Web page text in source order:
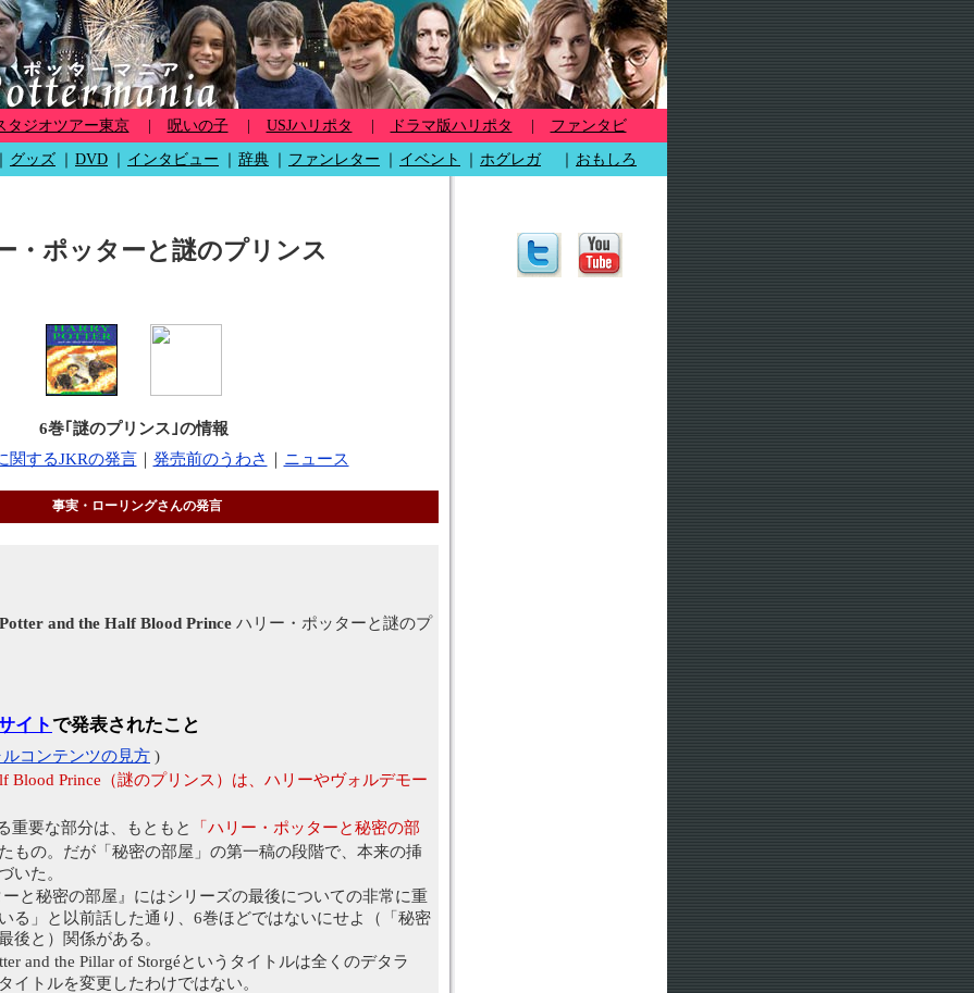
タジオツアー東京 呪いの子 USJハリポタ ドラマ版ハリポタ ファンタビ
グッズ DVD インタビュー 辞典 ファンレター イベント ホグレガ おもしろ
・ポッターと謎のプリンス
6巻｢謎のプリンス｣の情報
関するJKRの発言｜ 発売前のうわさ ニュース
事実・ローリングさんの発言
and the Half Blood Prince ハリー・ポッターと謎のプ
イトで発表されたこと
コンテンツの見方 )
Blood Prince（謎のプリンス）は、ハリーやヴォルデモー
重要な部分は、もともと
「ハリー・ポッターと秘密の部
もの。だが「秘密の部屋」の第一稿の段階で、本来の挿
いた。
ーと秘密の部屋』にはシリーズの最後についての非常に重
る」と以前話した通り、6巻ほどではないにせよ（「秘密
後と）関係がある。
and the Pillar of Storgéというタイトルは全くのデタラ
イトルを変更したわけではない。